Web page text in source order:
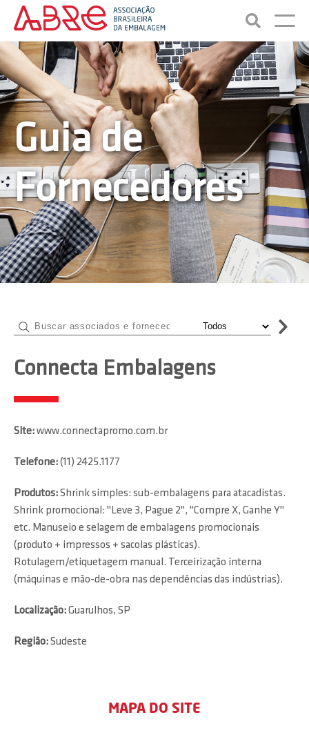
Guia de
Fornecedores
Connecta Embalagens
Site:www.connectapromo.com.br
Telefone:(11) 2425.1177
Produtos:Shrink simples: sub-embalagens para atacadistas.
Shrink promocional: "Leve 3, Pague 2", "Compre X, Ganhe Y"
etc. Manuseio e selagem de embalagens promocionais
(produto + impressos + sacolas plásticas).
Rotulagem/etiquetagem manual. Terceirização interna
(máquinas e mão-de-obra nas dependências das indústrias).
Localização:Guarulhos, SP
Região:Sudeste
MAPA DO SITE